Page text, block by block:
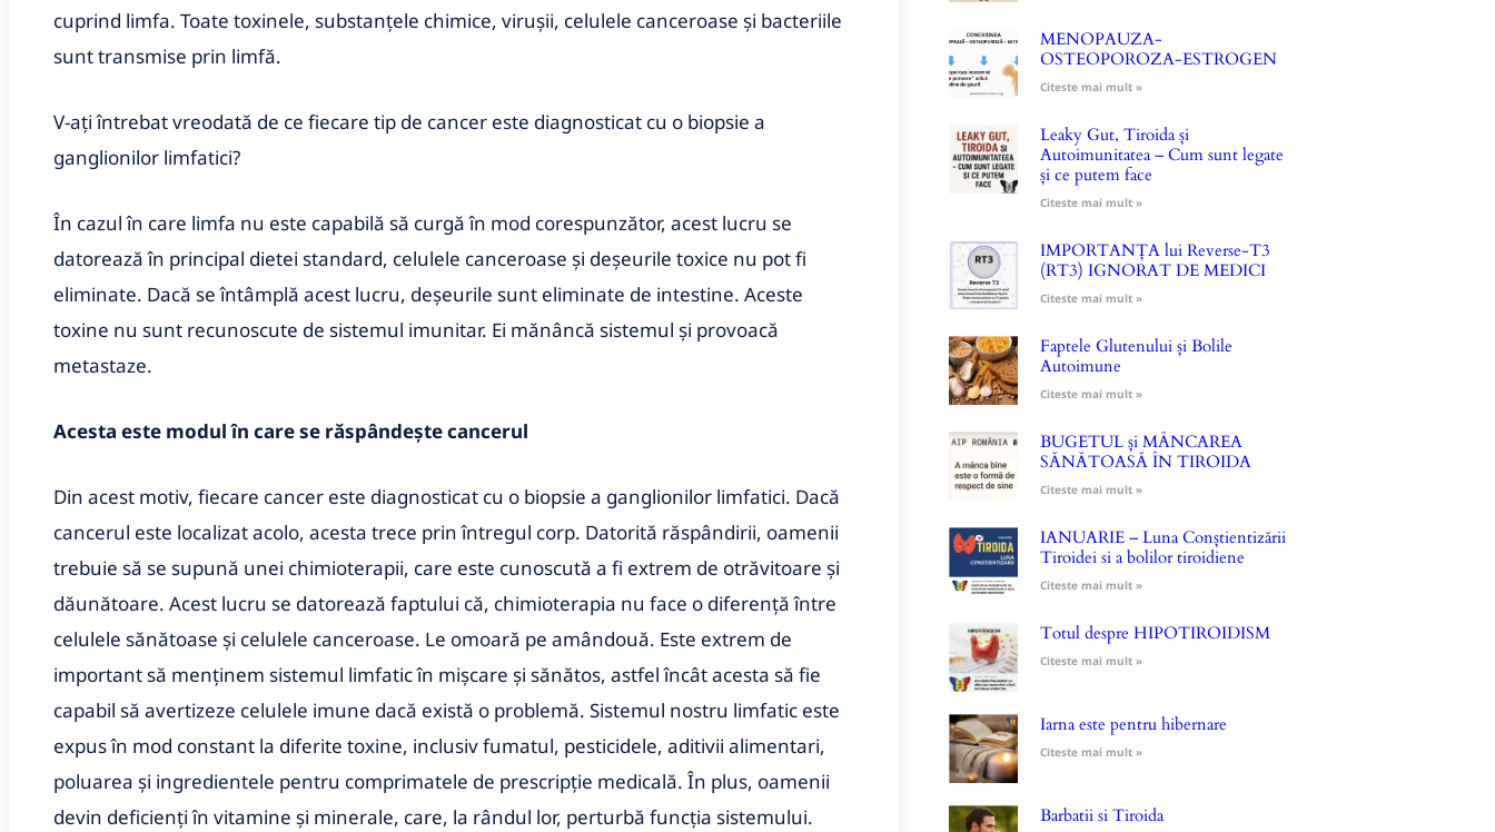
cuprind limfa. Toate toxinele, substanțele chimice, virușii, celulele canceroase și bacteriile
sunt transmise prin limfă.
V-ați întrebat vreodată de ce fiecare tip de cancer este diagnosticat cu o biopsie a
ganglionilor limfatici?
În cazul în care limfa nu este capabilă să curgă în mod corespunzător, acest lucru se
datorează în principal dietei standard, celulele canceroase și deșeurile toxice nu pot fi
eliminate. Dacă se întâmplă acest lucru, deșeurile sunt eliminate de intestine. Aceste
toxine nu sunt recunoscute de sistemul imunitar. Ei mănâncă sistemul și provoacă
metastaze.
Acesta este modul în care se răspândește cancerul
Din acest motiv, fiecare cancer este diagnosticat cu o biopsie a ganglionilor limfatici. Dacă
cancerul este localizat acolo, acesta trece prin întregul corp. Datorită răspândirii, oamenii
trebuie să se supună unei chimioterapii, care este cunoscută a fi extrem de otrăvitoare și
dăunătoare. Acest lucru se datorează faptului că, chimioterapia nu face o diferență între
celulele sănătoase și celulele canceroase. Le omoară pe amândouă. Este extrem de
important să menținem sistemul limfatic în mișcare și sănătos, astfel încât acesta să fie
capabil să avertizeze celulele imune dacă există o problemă. Sistemul nostru limfatic este
expus în mod constant la diferite toxine, inclusiv fumatul, pesticidele, aditivii alimentari,
poluarea și ingredientele pentru comprimatele de prescripție medicală. În plus, oamenii
devin deficienți în vitamine și minerale, care, la rândul lor, perturbă funcția sistemului.
MENOPAUZA-
OSTEOPOROZA-ESTROGEN
Citeste mai mult »
Leaky Gut, Tiroida și
Autoimunitatea – Cum sunt legate
și ce putem face
Citeste mai mult »
IMPORTANȚA lui Reverse-T3
(RT3) IGNORAT DE MEDICI
Citeste mai mult »
Faptele Glutenului și Bolile
Autoimune
Citeste mai mult »
BUGETUL și MÂNCAREA
SĂNĂTOASĂ ÎN TIROIDA
Citeste mai mult »
IANUARIE – Luna Conștientizării
Tiroidei si a bolilor tiroidiene
Citeste mai mult »
Totul despre HIPOTIROIDISM
Citeste mai mult »
Iarna este pentru hibernare
Citeste mai mult »
Barbatii si Tiroida